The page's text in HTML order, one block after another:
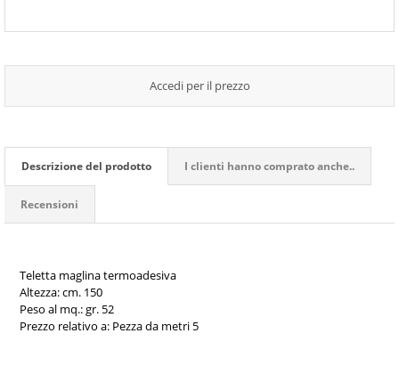
Accedi per il prezzo
Descrizione del prodotto I clienti hanno comprato anche..
Recensioni
Teletta maglina termoadesiva
Altezza: cm. 150
Peso al mq.: gr. 52
Prezzo relativo a: Pezza da metri 5